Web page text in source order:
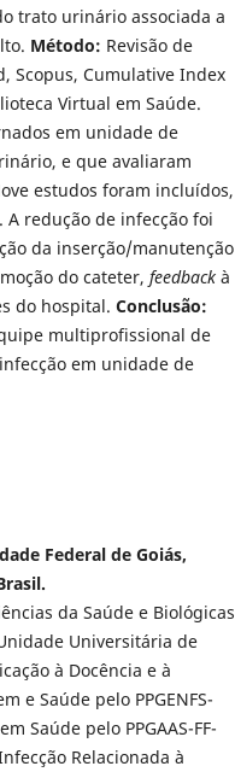
trato urinário associada a
Método: Revisão de
Scopus, Cumulative Index
Virtual em Saúde.
em unidade de
e que avaliaram
estudos foram incluídos,
redução de infecção foi
da inserção/manutenção
do cateter, feedback à
do hospital. Conclusão:
multiprofissional de
em unidade de
Federal de Goiás,
da Saúde e Biológicas
Universitária de
à Docência e à
e Saúde pelo PPGENFS-
Saúde pelo PPGAAS-FF-
Relacionada à